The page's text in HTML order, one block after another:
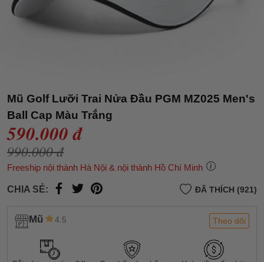
Mũ Golf Lưỡi Trai Nửa Đầu PGM MZ025 Men's
Ball Cap Màu Trắng
590.000 đ
990.000 đ
Freeship nội thành Hà Nội & nội thành Hồ Chí Minh
CHIA SẺ: ĐÃ THÍCH (921)
Mũ 4.5 Theo dõi